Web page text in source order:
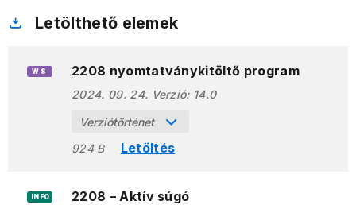
Letölthető elemek
WS 2208 nyomtatványkitöltő program
2024. 09. 24. Verzió: 14.0
Verziótörténet
924 B
Letöltés
INFO 2208 – Aktív súgó